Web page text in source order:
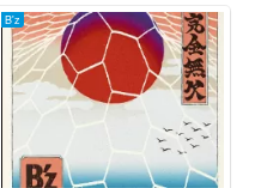
B'z